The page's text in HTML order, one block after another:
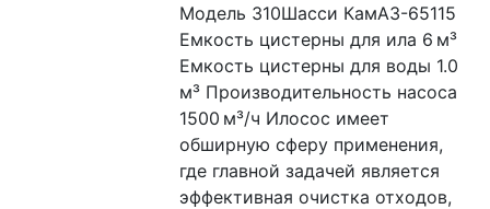
Модель 310Шасси КамАЗ-65115
Емкость цистерны для ила 6 м³
Емкость цистерны для воды 1.0
м³ Производительность насоса
1500 м³/ч Илосос имеет
обширную сферу применения,
где главной задачей является
эффективная очистка отходов,